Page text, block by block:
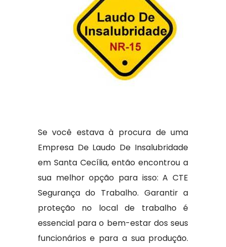
Se você estava à procura de uma
Empresa De Laudo De Insalubridade
em Santa Cecília, então encontrou a
sua melhor opção para isso: A CTE
Segurança do Trabalho. Garantir a
proteção no local de trabalho é
essencial para o bem-estar dos seus
funcionários e para a sua produção.